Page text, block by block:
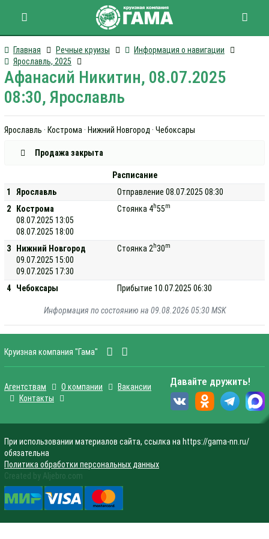
Главная Речные круизы
Информация о навигации
Ярославль, 2025
Афанасий Никитин, 08.07.2025
08:30, Ярославль
Ярославль · Кострома · Нижний Новгород · Чебоксары
Продажа закрыта
Расписание
1
Ярославль
Отправление 08.07.2025 08:30
2
Кострома
08.07.2025 13:05
08.07.2025 18:00
Стоянка 4h55m
3
Нижний Новгород
09.07.2025 15:00
09.07.2025 17:30
Стоянка 2 h30m
4 Чебоксары Прибытие 10.07.2025 06:30
Информация по состоянию на 09.08.2026 05:30 MSK
Круизная компания "Гама"
Агентствам О компании
Вакансии
Контакты
Давайте дружить!
При использовании материалов сайта, ссылка на https://gama-nn.ru/
обязательна
Политика обработки персональных данных
Created by Aljebro.com